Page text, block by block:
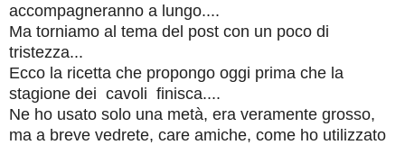
accompagneranno a lungo....
Ma torniamo al tema del post con un poco di
tristezza...
Ecco la ricetta che propongo oggi prima che la
stagione dei cavoli finisca....
Ne ho usato solo una metà, era veramente grosso,
ma a breve vedrete, care amiche, come ho utilizzato